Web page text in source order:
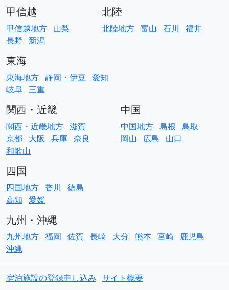
甲信越
甲信越地方 山梨
長野
新潟
北陸
北陸地方 富山 石川 福井
東海
東海地方 静岡・伊豆 愛知
岐阜 三重
関西・近畿
関西・近畿地方 滋賀
京都 大阪 兵庫 奈良
和歌山
中国
中国地方 島根 鳥取
岡山
広島 山口
四国
四国地方 香川
徳島
高知 愛媛
九州・沖縄
九州地方 福岡 佐賀 長崎 大分 熊本 宮崎
鹿児島
沖縄
宿泊施設の登録申し込み サイト概要